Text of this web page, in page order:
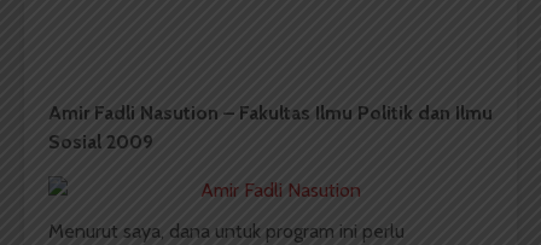
Amir Fadli Nasution – Fakultas Ilmu Politik dan Ilmu
Sosial 2009
Menurut saya, dana untuk program ini perlu